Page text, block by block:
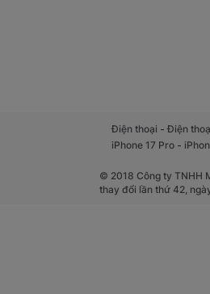
Điện thoại -Điện
iPhone 17 Pro -
© 2018 Công ty TNHH
thay đổi lần thứ 42,